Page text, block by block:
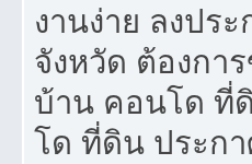
งานง่าย ลงปร
จังหวัด ต้องกา
บ้าน คอนโด ที่
โด ที่ดิน ประก